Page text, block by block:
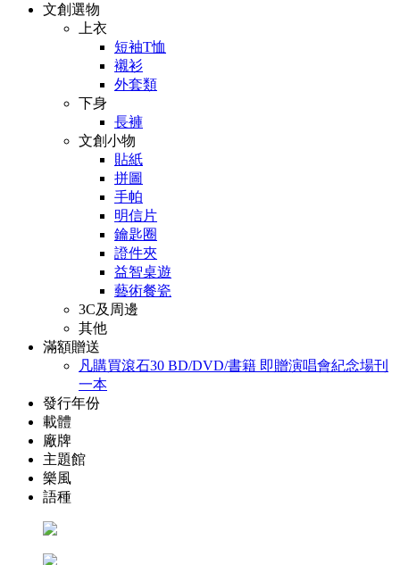
文創選物
上衣
短袖T恤
襯衫
外套類
下身
長褲
文創小物
貼紙
拼圖
手帕
明信片
鑰匙圈
證件夾
益智桌遊
藝術餐瓷
3C及周邊
其他
滿額贈送
凡購買滾石30 BD/DVD/書籍 即贈演唱會紀念場刊
一本
發行年份
載體
廠牌
主題館
樂風
語種